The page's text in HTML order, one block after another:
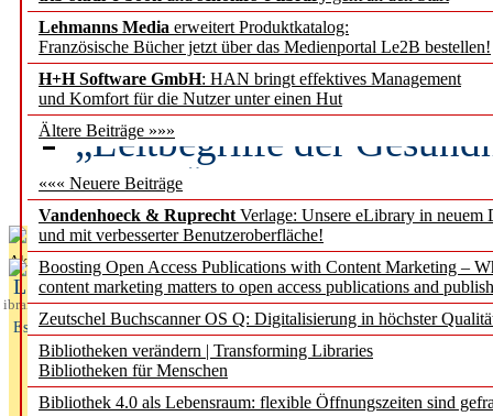
Lehmanns Media erweitert Produktkatalog:
Französische Bücher jetzt über das Medienportal Le2B bestellen!
H+H Software GmbH: HAN bringt effektives Management
und Komfort für die Nutzer unter einen Hut
Ältere Beiträge »»»
««« Neuere Beiträge
Vandenhoeck & Ruprecht Verlage: Unsere eLibrary in neuem
und mit verbesserter Benutzeroberfläche!
Boosting Open Access Publications with Content Marketing –
content marketing matters to open access publications and
Zeutschel Buchscanner OS Q: Digitalisierung in höchster
Bibliotheken verändern | Transforming Libraries
Bibliotheken für Menschen
Bibliothek 4.0 als Lebensraum: flexible Öffnungszeiten sind
Künstliche Intelligenz
besser zu verstehen
„Leitbegriffe der
des BIÖG erscheinen
Aktuelles aus
L
ibrary
Essentials